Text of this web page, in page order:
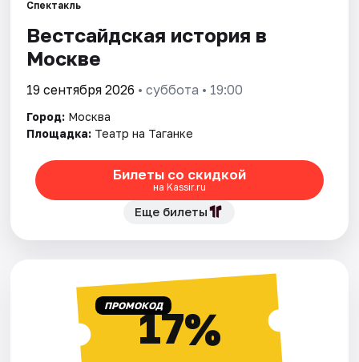
Спектакль
Вестсайдская история в
Москве
19 сентября 2026 • суббота • 19:00
Город: Москва
Площадка: Театр на Таганке
Билеты со скидкой
на Kassir.ru
Еще билеты
ПРОМОКОД17%